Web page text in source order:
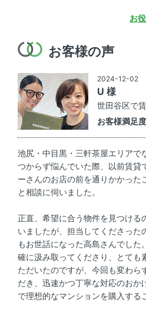
お
お客様の声
2024-12-02
U 様
世田谷区で
お客様満足度
池尻・中目黒・三軒茶屋エリアで
つからず悩んでいた際、以前賃貸
ーさんのお店の前を通りかかった
と相談に伺いました。
正直、希望に合う物件を見つける
いましたが、担当してくださった
もお世話になった高島さんでした
確に汲み取ってくださり、とても
ただいたのですが、今回も変わら
だき、迅速かつ丁寧な対応のおか
で理想的なマンションを購入する